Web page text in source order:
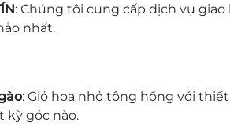
: Chúng tôi cung cấp dịch vụ
nhất.
: Giỏ hoa nhỏ tông hồng với
kỳ góc nào.